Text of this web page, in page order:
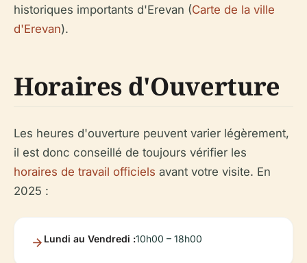
historiques importants d'Erevan (Carte de la ville
d'Erevan).
Horaires d'Ouverture
Les heures d'ouverture peuvent varier légèrement,
il est donc conseillé de toujours vérifier les
horaires de travail officiels avant votre visite. En
2025 :
Lundi au Vendredi :10h00 – 18h00